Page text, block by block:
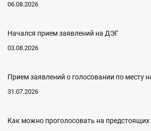
06.08.2026
Начался прием заявлений на ДЭГ
03.08.2026
Прием заявлений о голосовании по месту
31.07.2026
Как можно проголосовать на